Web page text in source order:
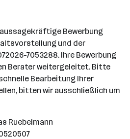
Bewerbung
und der
7053288. Ihre Bewerbung
Berater weitergeleitet. Bitte
Bearbeitung Ihrer
bitten wir ausschließlich um
Ruebelmann